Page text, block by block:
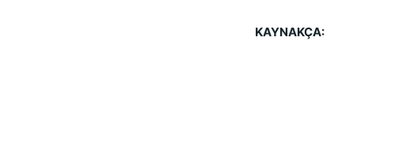
KAYNAKÇA: